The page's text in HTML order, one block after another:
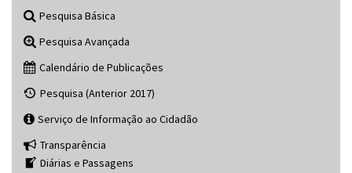
Pesquisa Básica
Pesquisa Avançada
Calendário de Publicações
Pesquisa (Anterior 2017)
Serviço de Informação ao Cidadão
Transparência
Diárias e Passagens